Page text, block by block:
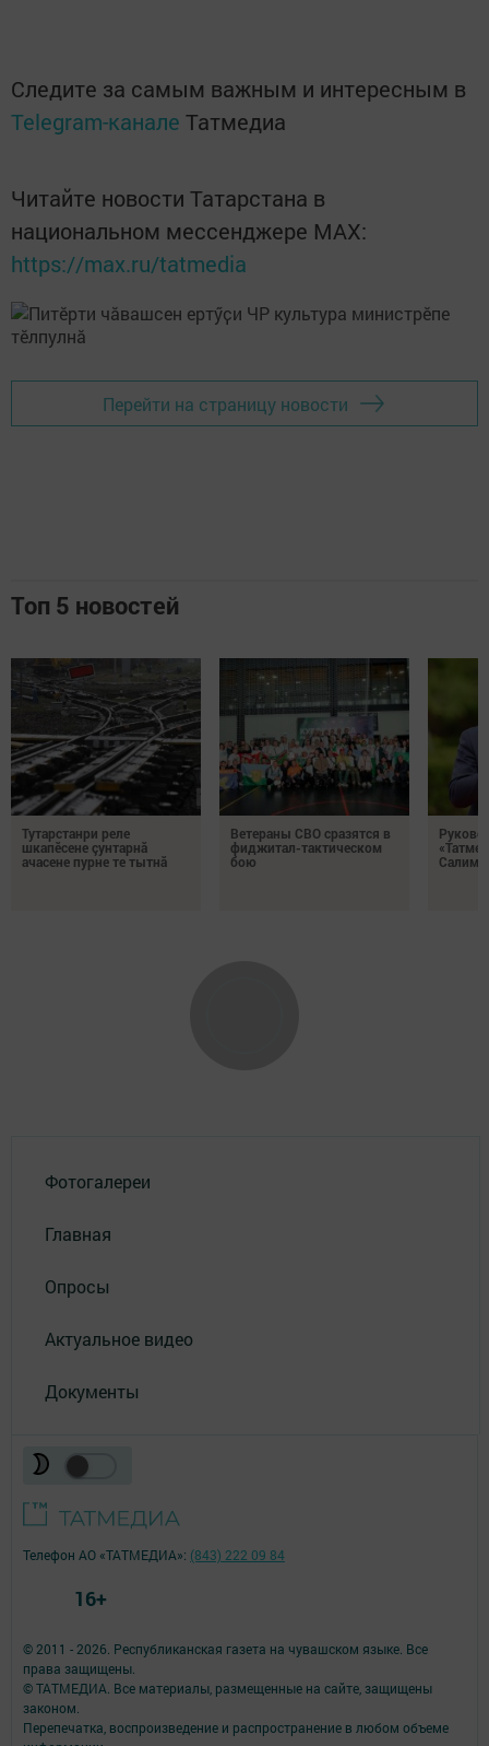
Следите за самым важным и интересным в
Telegram-канале Татмедиа
Читайте новости Татарстана в
национальном мессенджере MАХ:
https://max.ru/tatmedia
Перейти на страницу новости
Топ 5 новостей
Тутарстанри реле
шкапӗсене çунтарнă
ачасене пурне те тытнă
Ветераны СВО сразятся в
фиджитал-тактическом
бою
Фотогалереи
Главная
Опросы
Актуальное видео
Документы
© 2011 - 2026. Республиканская газета на чувашском языке. Все
права защищены.
© ТАТМЕДИА. Все материалы, размещенные на сайте, защищены
законом.
Перепечатка, воспроизведение и распространение в любом объеме
Телефон АО «ТАТМЕДИА»: (843) 222 09 84
16+